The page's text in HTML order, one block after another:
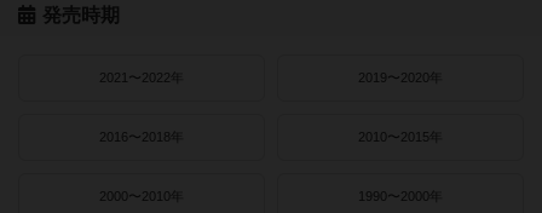
発売時期
2021〜2022年 2019〜2020年
2016〜2018年 2010〜2015年
2000〜2010年 1990〜2000年